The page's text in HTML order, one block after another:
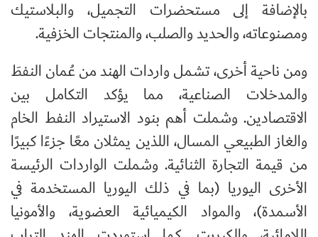
بالإضافة إلى مستحضرات التجميل، والبلاستيك
ومصنوعاته، والحديد والصلب، والمنتجات الخزفية.
ومن ناحية أخرى، تشمل واردات الهند من عُمان النفطَ
والمدخلات الصناعية، مما يؤكد التكامل بين
الاقتصادين. وشملت أهم بنود الاستيراد النفط الخام
والغاز الطبيعي المسال، اللذين يمثلان معًا جزءًا كبيرًا
من قيمة التجارة الثنائية. وشملت الواردات الرئيسة
الأخرى اليوريا (بما في ذلك اليوريا المستخدمة في
الأسمدة)، والمواد الكيميائية العضوية، والأمونيا